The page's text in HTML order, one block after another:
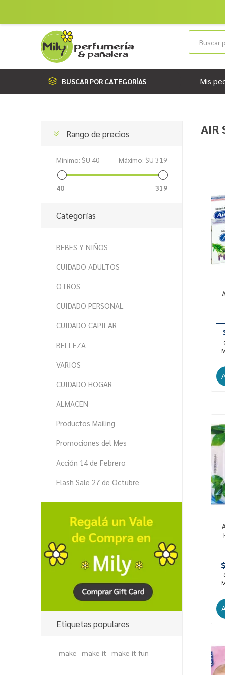
BUSCAR POR CATEGORÍAS Mis
AIR
Rango de precios
Mínimo: $U 40 Máximo: $U 319
40 319
Categorías
BEBES Y NIÑOS
CUIDADO ADULTOS
OTROS
CUIDADO PERSONAL
CUIDADO CAPILAR
BELLEZA
VARIOS
CUIDADO HOGAR
ALMACEN
Productos Mailing
Promociones del Mes
Acción 14 de Febrero
Flash Sale 27 de Octubre
Etiquetas populares
make make it make it fun